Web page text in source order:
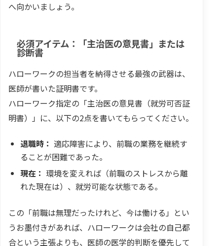
へ向かいましょう。
必須アイテム：「主治医の意見書」または
診断書
ハローワークの担当者を納得させる最強の武器は、
医師が書いた証明書です。
ハローワーク指定の「主治医の意見書（就労可否証
明書）」に、以下の2点を書いてもらってください。
退職時： 適応障害により、前職の業務を継続す
ることが困難であった。
現在： 環境を変えれば（前職のストレスから離
れた現在は）、就労可能な状態である。
この「前職は無理だったけれど、今は働ける」とい
うお墨付きがあれば、ハローワークは会社の自己都
合という主張よりも、医師の医学的判断を優先して